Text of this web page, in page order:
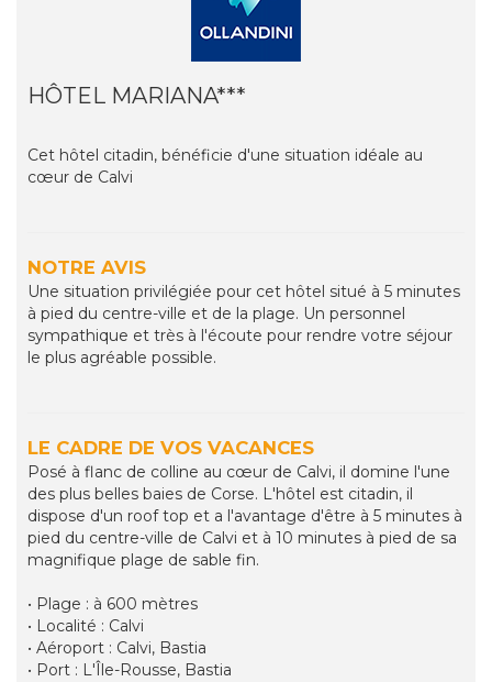
HÔTEL MARIANA***
Cet hôtel citadin, bénéficie d'une situation idéale au
cœur de Calvi
NOTRE AVIS
Une situation privilégiée pour cet hôtel situé à 5 minutes
à pied du centre-ville et de la plage. Un personnel
sympathique et très à l'écoute pour rendre votre séjour
le plus agréable possible.
LE CADRE DE VOS VACANCES
Posé à flanc de colline au cœur de Calvi, il domine l'une
des plus belles baies de Corse. L'hôtel est citadin, il
dispose d'un roof top et a l'avantage d'être à 5 minutes à
pied du centre-ville de Calvi et à 10 minutes à pied de sa
magnifique plage de sable fin.
• Plage : à 600 mètres
• Localité : Calvi
• Aéroport : Calvi, Bastia
• Port : L'Île-Rousse, Bastia